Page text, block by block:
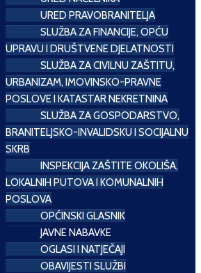
URED PRAVOBRANITELJA
SLUŽBA ZA FINANCIJE, OPĆU
UPRAVU I DRUŠTVENE DJELATNOSTI
SLUŽBA ZA CIVILNU ZAŠTITU,
URBANIZAM, IMOVINSKO-PRAVNE
POSLOVE I KATASTAR NEKRETNINA
SLUŽBA ZA GOSPODARSTVO,
BRANITELJSKO-INVALIDSKU I SOCIJALNU
SKRB
INSPEKCIJA ZAŠTITE OKOLIŠA,
LOKALNIH PUTOVA I KOMUNALNIH
POSLOVA
OPĆINSKI GLASNIK
JAVNE NABAVKE
OGLASI I NATJEČAJI
OBAVIJESTI SLUŽBI